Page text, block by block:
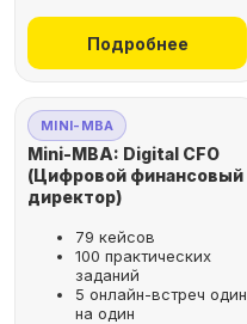
Подробнее
MINI-MBA
Mini-MBA: Digital CFO
(Цифровой финансовый
директор)
79 кейсов
100 практических
заданий
5 онлайн-встреч один
на один